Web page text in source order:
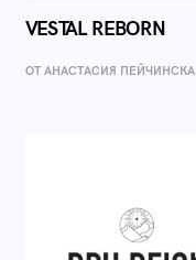
VESTAL REBORN
ОТ AНАСТАСИЯ ПЕЙЧИНСКА